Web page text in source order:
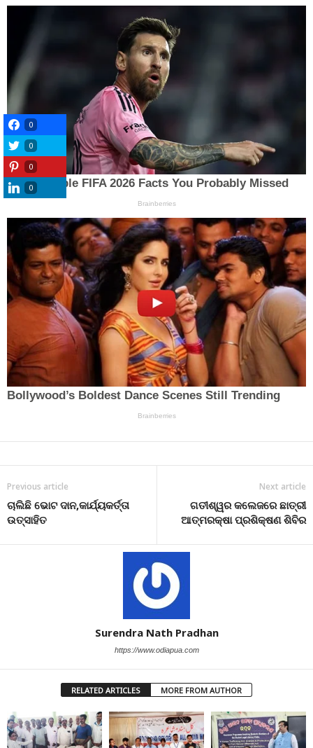
Previous article
ଚାଲିଛି ଭୋଟ ଦାନ,କାର୍ଯ୍ୟକର୍ତ୍ତା
ଉତ୍ସାହିତ
Next article
ଗତୀଶ୍ୱର କଲେଜରେ ଛାତ୍ରୀ
ଆତ୍ମରକ୍ଷା ପ୍ରଶିକ୍ଷଣ ଶିବିର
Surendra Nath Pradhan
https://www.odiapua.com
RELATED ARTICLES MORE FROM AUTHOR
0
0
0
0